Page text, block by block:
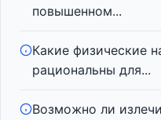
повышенном...
Какие физические
рациональны для...
Возможно ли